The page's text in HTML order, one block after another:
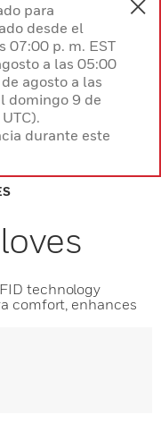
para
desde el
07:00 p. m. EST
a las 05:00
agosto a las
domingo 9 de
durante este
technology
comfort, enhances